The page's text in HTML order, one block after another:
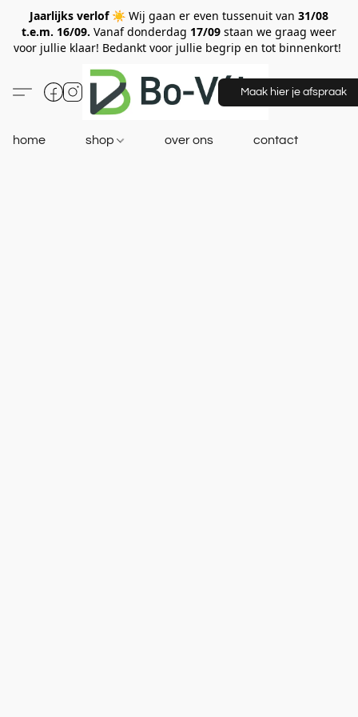
Jaarlijks verlof ☀️ Wij gaan er even tussenuit van 31/08
t.e.m. 16/09. Vanaf donderdag 17/09 staan we graag weer
voor jullie klaar! Bedankt voor jullie begrip en tot binnenkort!
Maak hier je afspraak
home shop over ons contact